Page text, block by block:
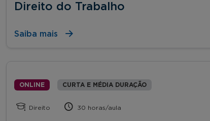
Direito do Trabalho
Saiba mais
ONLINE CURTA E MÉDIA DURAÇÃO
Direito 30 horas/aula